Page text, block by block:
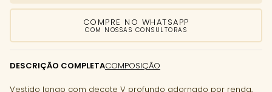
COMPRE NO WHATSAPP
COM NOSSAS CONSULTORAS
DESCRIÇÃO COMPLETACOMPOSIÇÃO
Vestido longo com decote V profundo adornado por renda,